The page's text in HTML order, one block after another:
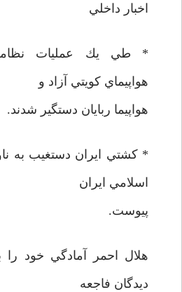
اخبار داخلي
* طي يك عمليات نظامي
هواپيماي كويتي آزاد و
هواپيما ربايان دستگير شدند.
* كشتي ايران دستغيب به
اسلامي ايران
پيوست.
هلال احمر آمادگي خود
ديدگان فاجعه